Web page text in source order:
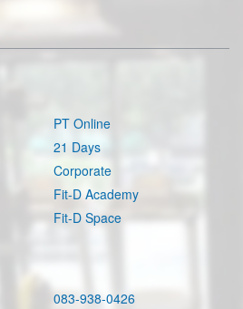
PT Online
21 Days
Corporate
Fit-D Academy
Fit-D Space
083-938-0426